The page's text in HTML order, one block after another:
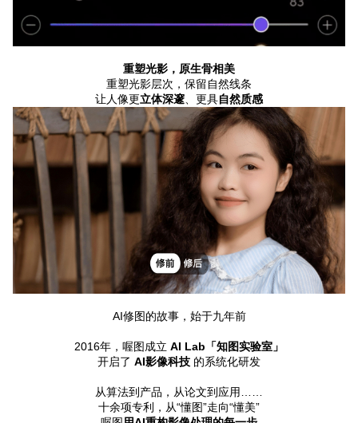
重塑光影，原生骨相美
重塑光影层次，保留自然线条
让人像更立体深邃 、更具自然质感
AI修图的故事，始于九年前
2016年，喔图成立 AI Lab「知图实验室」
开启了 AI影像科技 的系统化研发
从算法到产品，从论文到应用……
十余项专利，从“懂图”走向“懂美”